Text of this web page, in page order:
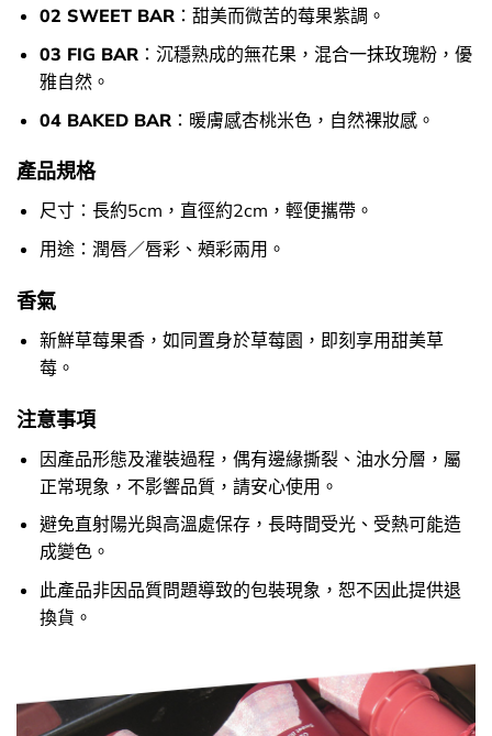
02 SWEET BAR：甜美而微苦的莓果紫調。
03 FIG BAR：沉穩熟成的無花果，混合一抹玫瑰粉，優
雅自然。
04 BAKED BAR：暖膚感杏桃米色，自然裸妝感。
產品規格
尺寸：長約5cm，直徑約2cm，輕便攜帶。
用途：潤唇／唇彩、頰彩兩用。
香氣
新鮮草莓果香，如同置身於草莓園，即刻享用甜美草
莓。
注意事項
因產品形態及灌裝過程，偶有邊緣撕裂、油水分層，屬
正常現象，不影響品質，請安心使用。
避免直射陽光與高溫處保存，長時間受光、受熱可能造
成變色。
此產品非因品質問題導致的包裝現象，恕不因此提供退
換貨。